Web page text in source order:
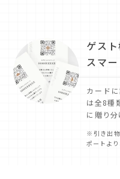
ゲス
スマ
カード
は全8種
に贈り分
※引き出
ポートよ